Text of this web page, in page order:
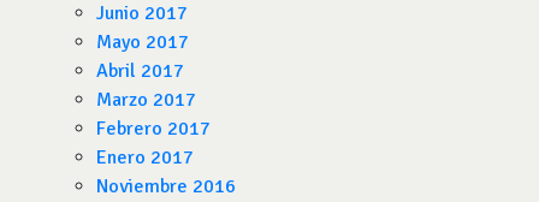
Junio 2017
Mayo 2017
Abril 2017
Marzo 2017
Febrero 2017
Enero 2017
Noviembre 2016